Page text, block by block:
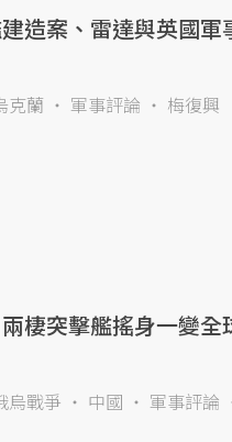
造案、雷達與英國軍
克蘭 軍事評論 梅復興
棲突擊艦搖身一變全
烏戰爭 中國
軍事評論